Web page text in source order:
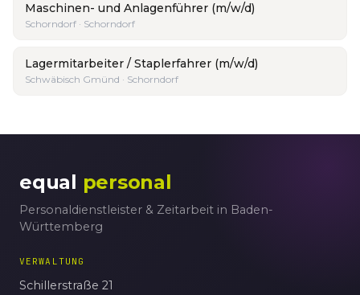
Maschinen- und Anlagenführer (m/w/d)
Schorndorf · Schorndorf
Lagermitarbeiter / Staplerfahrer (m/w/d)
Schwäbisch Gmünd · Schorndorf
equal personal
Personaldienstleister & Zeitarbeit in Baden-
Württemberg
VERWALTUNG
Schillerstraße 21